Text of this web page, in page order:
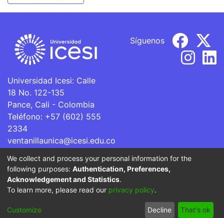
Universidad Icesi: Calle
18 No. 122-135
Pance, Cali - Colombia
Teléfono: +57 (602) 555
2334
ventanillaunica@icesi.edu.co
Síguenos
La Universidad Icesi es una Institución de Educación
Superior que se encuentra sujeta a inspección y vigilancia
por parte del Ministerio de Educación Nacional.
Cookie
End User
Send
We collect and process your personal information for the
following purposes: Authentication, Preferences,
Acknowledgement and Statistics.
To learn more, please read our privacy policy.
Customize Decline That's ok